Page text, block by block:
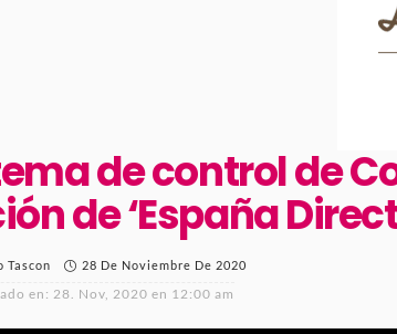
de control de
de ‘España
Tascon 28 De Noviembre De 2020
en: 28. Nov, 2020 en 12:00 am